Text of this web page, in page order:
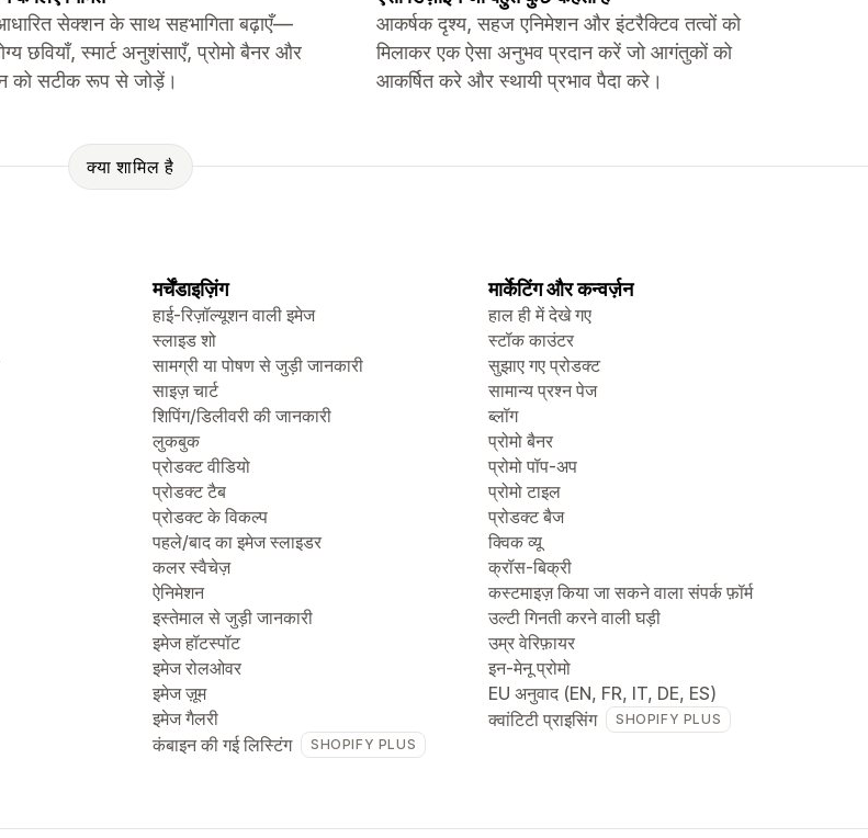
सेक्शन के साथ सहभागिता बढ़ाएँ—
छवियाँ, स्मार्ट अनुशंसाएँ, प्रोमो बैनर और
को सटीक रूप से जोड़ें।
आकर्षक दृश्य, सहज एनिमेशन और इंटरैक्टिव तत्वों को
मिलाकर एक ऐसा अनुभव प्रदान करें जो आगंतुकों को
आकर्षित करे और स्थायी प्रभाव पैदा करे।
क्या शामिल है
मर्चेंडाइज़िंग
हाई-रिज़ॉल्यूशन वाली इमेज
स्लाइड शो
सामग्री या पोषण से जुड़ी जानकारी
साइज़ चार्ट
शिपिंग/डिलीवरी की जानकारी
लुकबुक
प्रोडक्ट वीडियो
प्रोडक्ट टैब
प्रोडक्ट के विकल्प
पहले/बाद का इमेज स्लाइडर
कलर स्वैचेज़
ऐनिमेशन
इस्तेमाल से जुड़ी जानकारी
इमेज हॉटस्पॉट
इमेज रोलओवर
इमेज ज़ूम
इमेज गैलरी
कंबाइन की गई लिस्टिंग
SHOPIFY PLUS
मार्केटिंग और कन्वर्ज़न
हाल ही में देखे गए
स्टॉक काउंटर
सुझाए गए प्रोडक्ट
सामान्य प्रश्न पेज
ब्लॉग
प्रोमो बैनर
प्रोमो पॉप-अप
प्रोमो टाइल
प्रोडक्ट बैज
क्विक व्यू
क्रॉस-बिक्री
कस्टमाइज़ किया जा सकने वाला संपर्क फ़ॉर्म
उल्टी गिनती करने वाली घड़ी
उम्र वेरिफ़ायर
इन-मेनू प्रोमो
EU अनुवाद (EN, FR, IT, DE, ES)
क्वांटिटी प्राइसिंग
SHOPIFY PLUS